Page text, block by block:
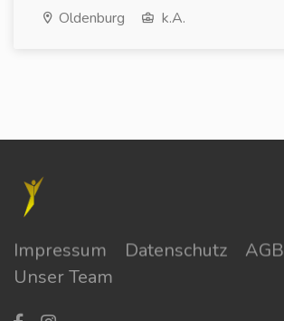
Oldenburg k.A.
Impressum Datenschutz AGB
Unser Team